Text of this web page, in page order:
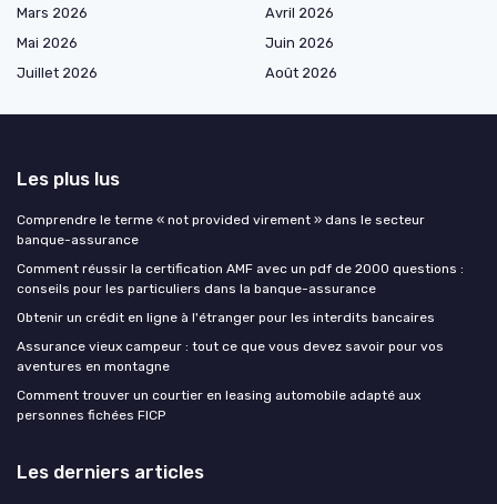
Mars 2026
Avril 2026
Mai 2026
Juin 2026
Juillet 2026
Août 2026
Les plus lus
Comprendre le terme « not provided virement » dans le secteur
banque-assurance
Comment réussir la certification AMF avec un pdf de 2000 questions :
conseils pour les particuliers dans la banque-assurance
Obtenir un crédit en ligne à l'étranger pour les interdits bancaires
Assurance vieux campeur : tout ce que vous devez savoir pour vos
aventures en montagne
Comment trouver un courtier en leasing automobile adapté aux
personnes fichées FICP
Les derniers articles